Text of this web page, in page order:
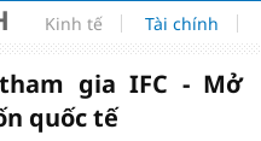
Kinh tế Tài chính
gia IFC - Mở
quốc tế